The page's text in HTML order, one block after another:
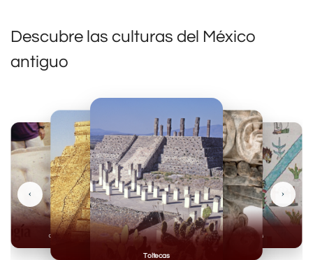
Descubre las culturas del México
antiguo
Toltecas
Mexicas
Olmecas
‹ ›